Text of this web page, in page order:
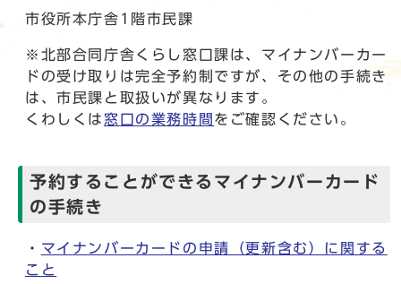
市役所本庁舎1階市民課
※北部合同庁舎くらし窓口課は、マイナンバーカー
ドの受け取りは完全予約制ですが、その他の手続き
は、市民課と取扱いが異なります。
くわしくは 窓口の業務時間 をご確認ください。
予約することができるマイナンバーカード
の手続き
・ マイナンバーカードの申請（更新含む）に関する
こと